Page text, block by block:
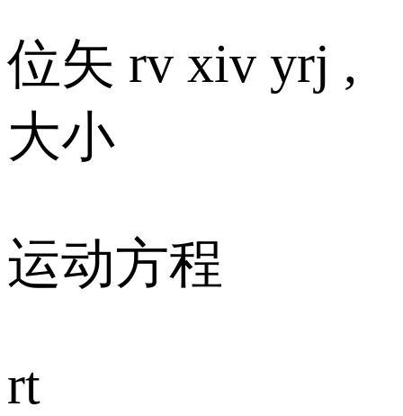
位矢 rv xiv yrj ,
大小
运动方程
rt